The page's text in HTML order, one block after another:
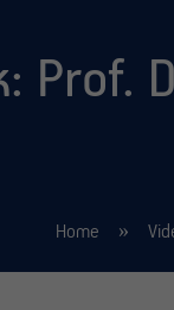
Prof.
Home